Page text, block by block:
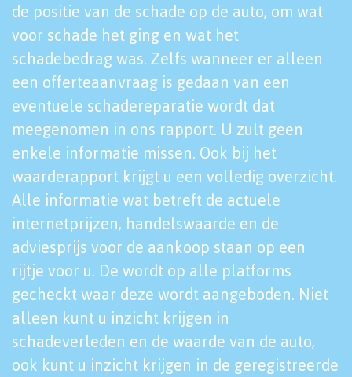
de positie van de schade op de auto, om wat
voor schade het ging en wat het
schadebedrag was. Zelfs wanneer er alleen
een offerteaanvraag is gedaan van een
eventuele schadereparatie wordt dat
meegenomen in ons rapport. U zult geen
enkele informatie missen. Ook bij het
waarderapport krijgt u een volledig overzicht.
Alle informatie wat betreft de actuele
internetprijzen, handelswaarde en de
adviesprijs voor de aankoop staan op een
rijtje voor u. De wordt op alle platforms
gecheckt waar deze wordt aangeboden. Niet
alleen kunt u inzicht krijgen in
schadeverleden en de waarde van de auto,
ook kunt u inzicht krijgen in de geregistreerde